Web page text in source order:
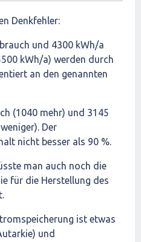
Denkfehler:
und 4300 kWh/a
kWh/a) werden durch
an den genannten
(1040 mehr) und 3145
Der
nicht besser als 90 %.
man auch noch die
für die Herstellung des
ist etwas
und